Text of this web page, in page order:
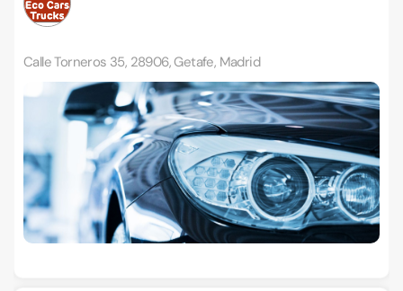
Calle Torneros 35, 28906, Getafe, Madrid